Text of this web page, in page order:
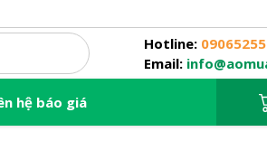
Hotline:
Email:
hệ báo giá